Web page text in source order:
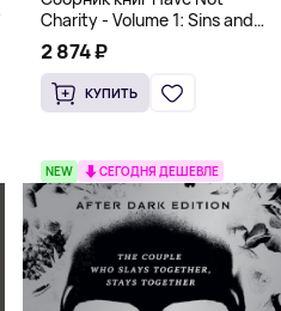
Charity - Volume 1: Sins and
Volume 2: Virtues
2 874 ₽
КУПИТЬ
NEW СЕГОДНЯ ДЕШЕВЛЕ